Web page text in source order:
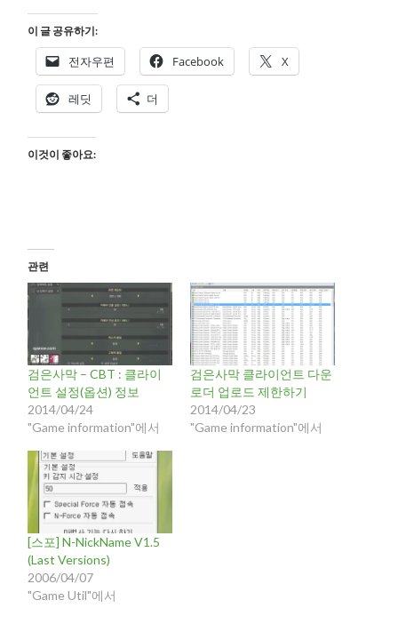
이 글 공유하기:
전자우편 Facebook X
레딧 더
이것이 좋아요:
관련
검은사막 – CBT : 클라이
언트 설정(옵션) 정보
2014/04/24
"Game information"에서
검은사막 클라이언트 다운
로더 업로드 제한하기
2014/04/23
"Game information"에서
[스포] N-NickName V1.5
(Last Versions)
2006/04/07
"Game Util"에서